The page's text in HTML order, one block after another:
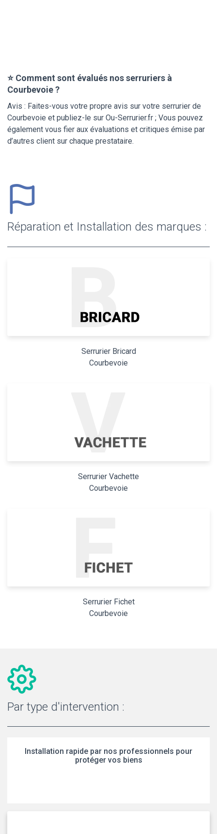
⭐ Comment sont évalués nos serruriers à
Courbevoie ?
Avis : Faites-vous votre propre avis sur votre serrurier de
Courbevoie et publiez-le sur Ou-Serrurier.fr ; Vous pouvez
également vous fier aux évaluations et critiques émise par
d’autres client sur chaque prestataire.
Réparation et Installation des marques :
Serrurier Bricard
Courbevoie
Serrurier Vachette
Courbevoie
Serrurier Fichet
Courbevoie
Par type d'intervention :
Installation rapide par nos professionnels pour
protéger vos biens